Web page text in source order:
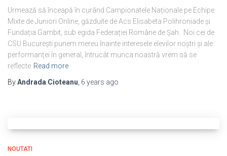
Urmează să înceapă în curând Campionatele Naționale pe Echipe
Mixte de Juniori Online, găzduite de Acs Elisabeta Polihroniade și
Fundația Gambit, sub egida Federației Române de Șah. Noi cei de
CSU București punem mereu înainte interesele elevilor noștri și ale
performanței în general, întrucât munca noastră vrem să se
reflecte Read more
ByAndrada Cioteanu, 6 years ago
NOUTATI